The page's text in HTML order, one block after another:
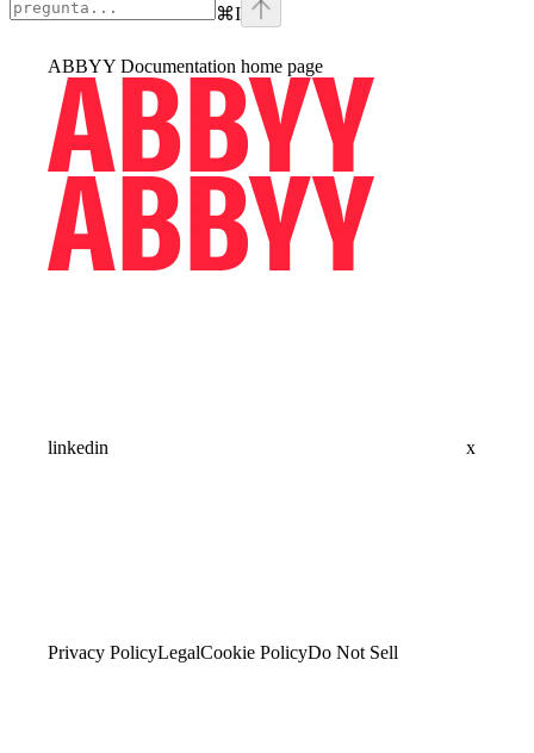
⌘I
ABBYY Documentation home page
linkedin x
Privacy PolicyLegalCookie PolicyDo Not Sell